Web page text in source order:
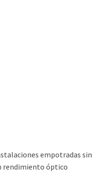
empotradas sin
rendimiento óptico